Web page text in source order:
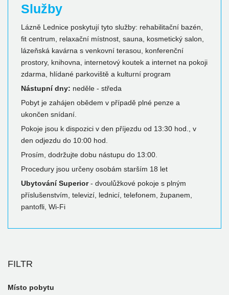
Služby
Lázně Lednice poskytují tyto služby: rehabilitační bazén,
fit centrum, relaxační místnost, sauna, kosmetický salon,
lázeňská kavárna s venkovní terasou, konferenční
prostory, knihovna, internetový koutek a internet na pokoji
zdarma, hlídané parkoviště a kulturní program
Nástupní dny: neděle - středa
Pobyt je zahájen obědem v případě plné penze a
ukončen snídaní.
Pokoje jsou k dispozici v den příjezdu od 13:30 hod., v
den odjezdu do 10:00 hod.
Prosím, dodržujte dobu nástupu do 13:00.
Procedury jsou určeny osobám starším 18 let
Ubytování Superior- dvoulůžkové pokoje s plným
příslušenstvím, televizí, lednicí, telefonem, županem,
pantofli, Wi-Fi
FILTR
Místo pobytu